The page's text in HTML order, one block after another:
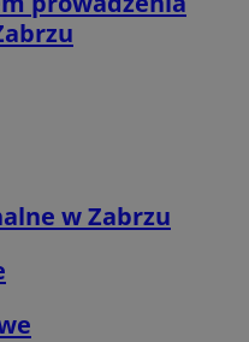
w Zabrzu